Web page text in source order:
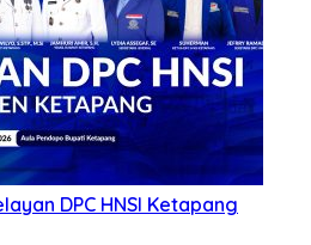
DPC HNSI Ketapang